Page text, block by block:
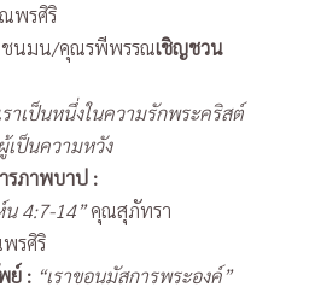
พรศิริ
นมน/คุณรพีพรรณเชิญชวน
ราเป็นหนึ่งในความรักพระคริสต์
ป็นความหวัง
รภาพบาป :
น4:7-14”คุณสุภัทรา
รศิริ
ย์ : “เราขอนมัสการพระองค์”